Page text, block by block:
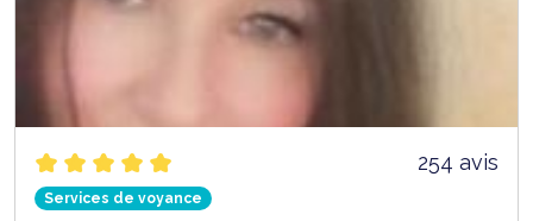
254 avis
Services de voyance